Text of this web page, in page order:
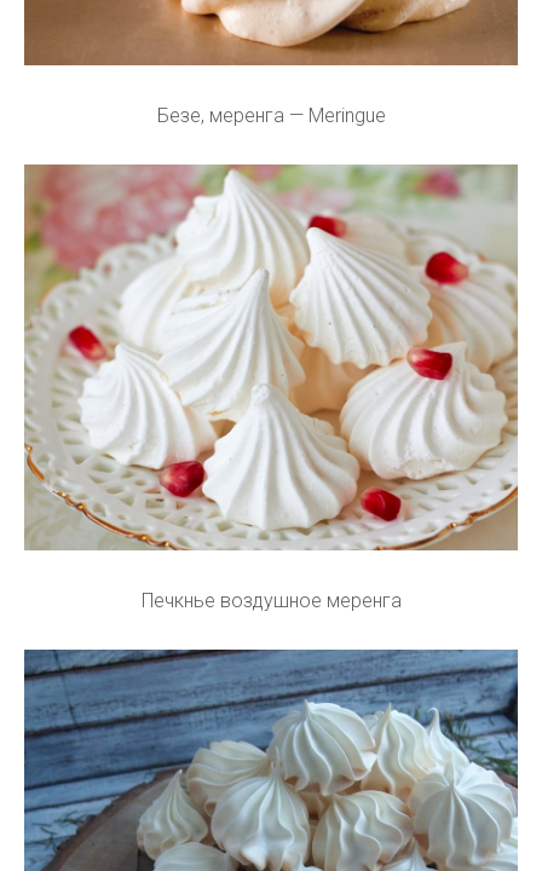
Безе, меренга — Meringue
Печкнье воздушное меренга